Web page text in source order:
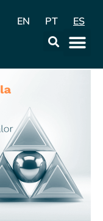
EN PT ES